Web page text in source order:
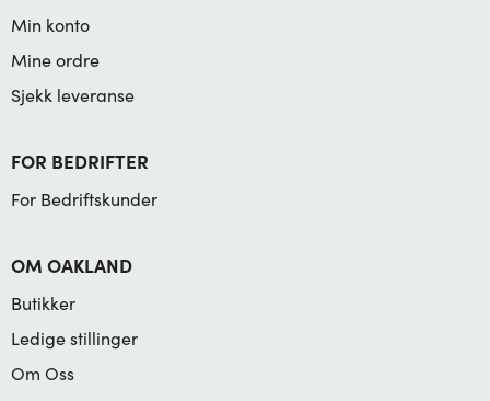
Min konto
Mine ordre
Sjekk leveranse
FOR BEDRIFTER
For Bedriftskunder
OM OAKLAND
Butikker
Ledige stillinger
Om Oss